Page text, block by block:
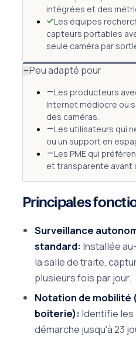
intégrées et des
Les équipes
capteurs portables
seule caméra par
Peu adapté pour
Les producteurs
Internet médiocre ou
des caméras.
Les utilisateurs qui
ou un support en
Les PME qui
et transparente avant
Principales
Surveillance
standard: Installée
la salle de traite,
plusieurs fois par jour.
Notation de mobilité
boiterie): Identifie les
démarche jusqu'à 23